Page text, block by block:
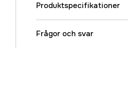
Produktspecifikationer
Bladlängd
Frågor och svar